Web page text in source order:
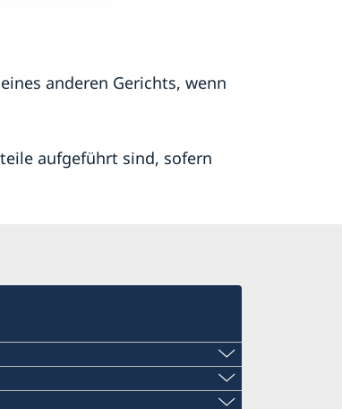
anderen Gerichts, wenn
aufgeführt sind, sofern